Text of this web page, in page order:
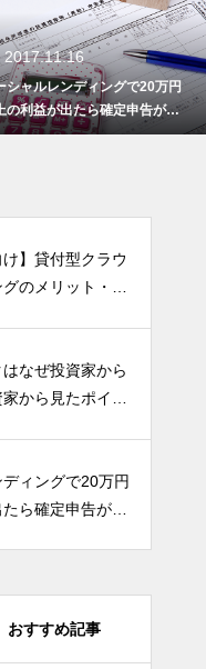
2017.11.16
シャルレンディングで20万円
の利益が出たら確定申告が必
す！
け】貸付型クラウ
グのメリット・デ
なぜ投資家から
から見たポイン
ィングで20万円
ら確定申告が必
おすすめ記事